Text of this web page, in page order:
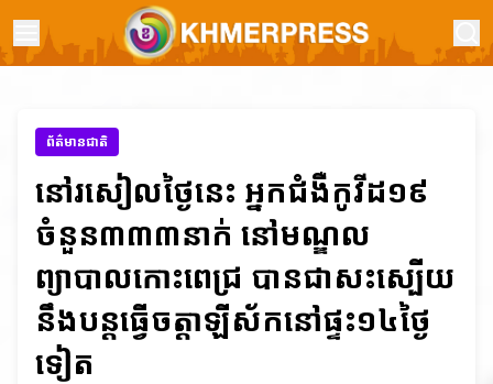
ព័ត៌មានជាតិ
នៅរសៀលថ្ងៃនេះ អ្នកជំងឺកូវីដ១៩
ចំនួន៣៣៣នាក់ នៅមណ្ឌល
ព្យាបាលកោះពេជ្រ បានជាសះស្បើយ
នឹងបន្តធ្វើចត្តាឡីស័កនៅផ្ទះ១៤ថ្ងៃ
ទៀត